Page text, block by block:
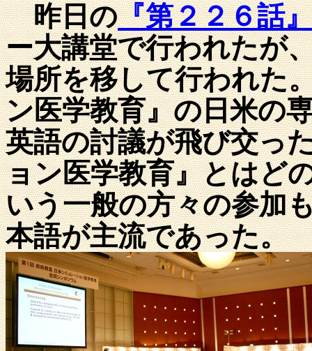
昨日の『第２２６話』
ー大講堂で行われたが
場所を移して行われた
ン医学教育』の日米の
英語の討議が飛び交っ
ョン医学教育』とはど
いう一般の方々の参加
本語が主流であった。